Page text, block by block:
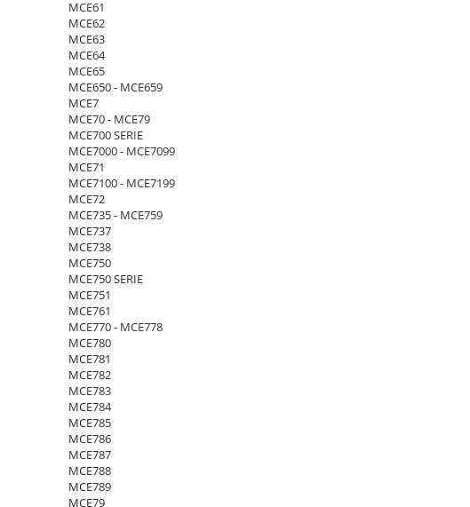
MCE61
MCE62
MCE63
MCE64
MCE65
MCE650 - MCE659
MCE7
MCE70 - MCE79
MCE700 SERIE
MCE7000 - MCE7099
MCE71
MCE7100 - MCE7199
MCE72
MCE735 - MCE759
MCE737
MCE738
MCE750
MCE750 SERIE
MCE751
MCE761
MCE770 - MCE778
MCE780
MCE781
MCE782
MCE783
MCE784
MCE785
MCE786
MCE787
MCE788
MCE789
MCE79